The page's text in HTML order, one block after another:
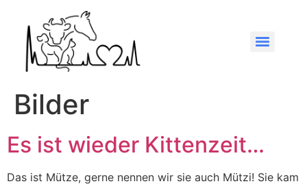
Bilder
Es ist wieder Kittenzeit…
Das ist Mütze, gerne nennen wir sie auch Mützi! Sie kam